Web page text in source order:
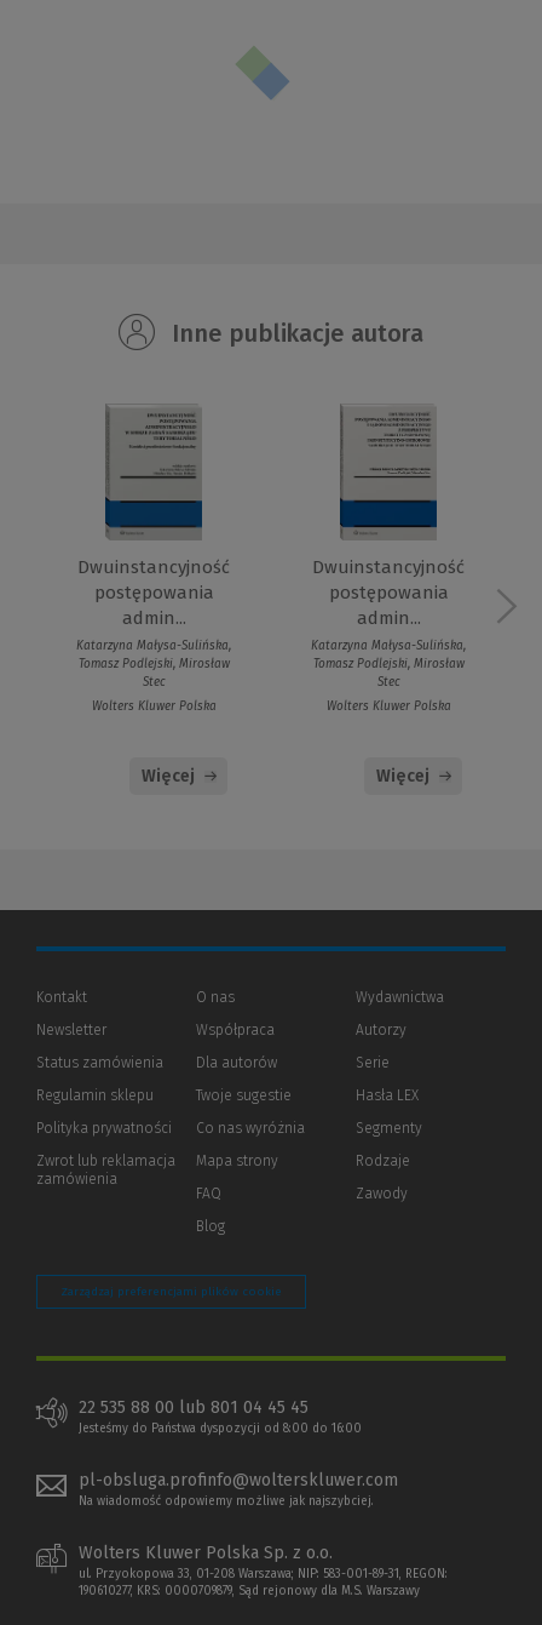
Inne publikacje autora
Dwuinstancyjność
postępowania
admin...
Katarzyna Małysa-Sulińska,
Tomasz Podlejski, Mirosław
Stec
Wolters Kluwer Polska
Więcej
Dwuinstancyjność
postępowania
admin...
Katarzyna Małysa-Sulińska,
Tomasz Podlejski, Mirosław
Stec
Wolters Kluwer Polska
Więcej
Kontakt
Newsletter
Status zamówienia
Regulamin sklepu
Polityka prywatności (Nowe
(Link
innej
Zwrot lub reklamacja
zamówienia
O nas
Współpraca
Dla autorów(Nowe
(Link
innej
strony)
Twoje sugestie
Co nas wyróżnia
Mapa strony
FAQ
Blog
Wydawnictwa
Autorzy
Serie
Hasła LEX
Segmenty
Rodzaje
Zawody
Zarządzaj preferencjami plików cookie
22 535 88 00 lub 801 04 45 45
Jesteśmy do Państwa dyspozycji od 8:00 do 16:00
pl-obsluga.profinfo@wolterskluwer.com
Na wiadomość odpowiemy możliwe jak najszybciej.
Wolters Kluwer Polska Sp. z o.o.
ul. Przyokopowa 33, 01-208 Warszawa; NIP: 583-001-89-31, REGON:
190610277, KRS: 0000709879, Sąd rejonowy dla M.S. Warszawy